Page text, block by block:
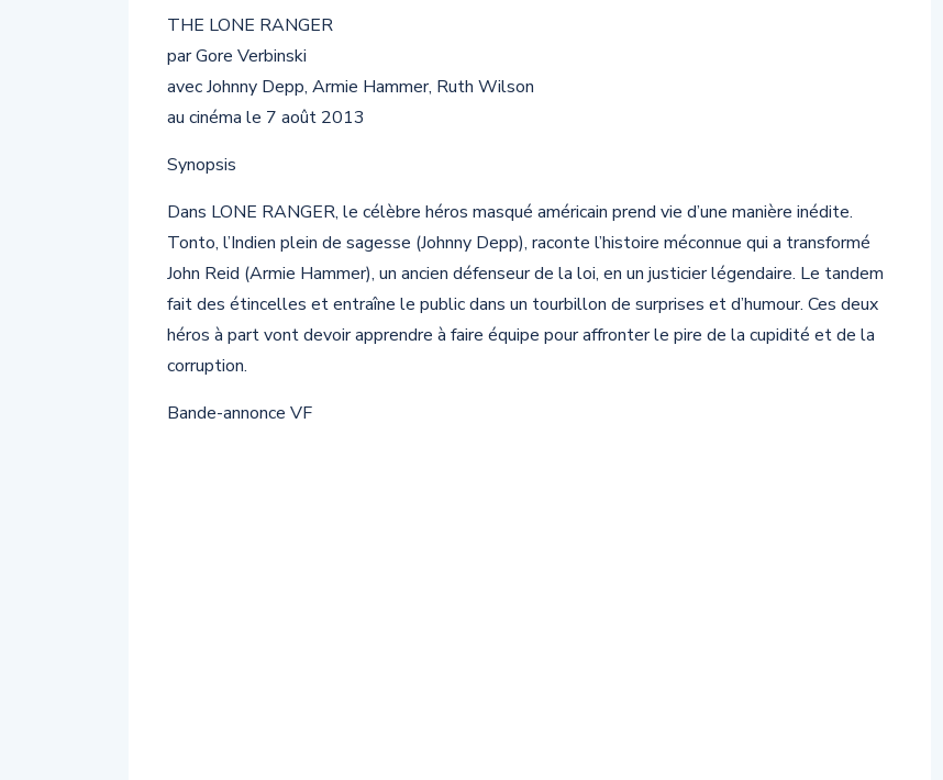
THE LONE RANGER
par Gore Verbinski
avec Johnny Depp, Armie Hammer, Ruth Wilson
au cinéma le 7 août 2013
Synopsis
Dans LONE RANGER, le célèbre héros masqué américain prend vie d’une manière inédite.
Tonto, l’Indien plein de sagesse (Johnny Depp), raconte l’histoire méconnue qui a transformé
John Reid (Armie Hammer), un ancien défenseur de la loi, en un justicier légendaire. Le tandem
fait des étincelles et entraîne le public dans un tourbillon de surprises et d’humour. Ces deux
héros à part vont devoir apprendre à faire équipe pour affronter le pire de la cupidité et de la
corruption.
Bande-annonce VF